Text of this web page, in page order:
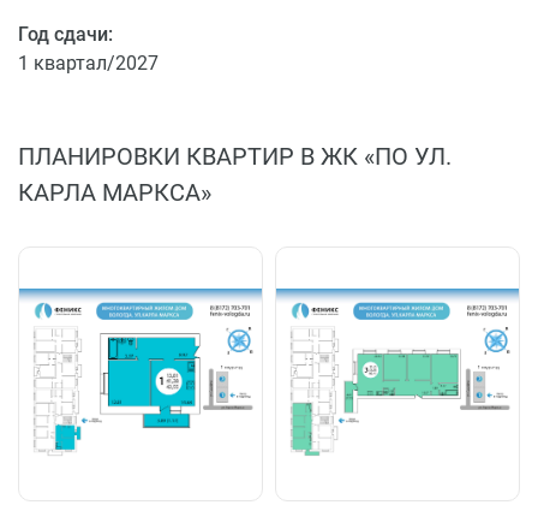
Год сдачи:
1 квартал/2027
ПЛАНИРОВКИ КВАРТИР В ЖК «ПО УЛ.
КАРЛА МАРКСА»